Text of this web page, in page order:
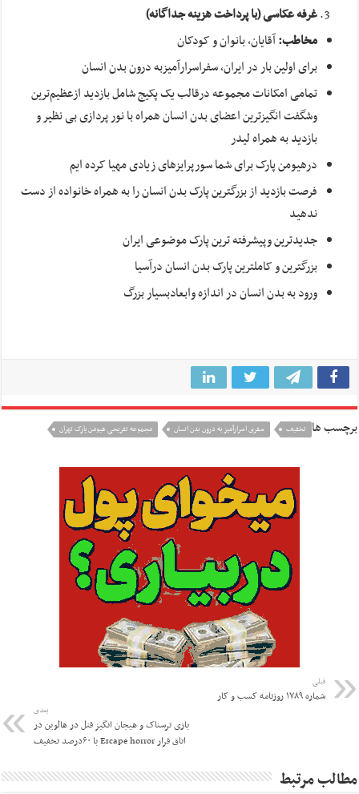
غرفه عکاسی (با پرداخت هزینه جداگانه)
مخاطب:آقایان، بانوان و کودکان
برای اولین بار در ایران، سفراسرارآمیزبه درون بدن انسان
تمامی امکانات مجموعه درقالب یک پکیج شامل بازدید ازعظیم‌ترین
وشگفت‌ انگیزترین اعضای بدن انسان همراه با نور پردازی بی نظیر و
بازدید به همراه لیدر
درهیومن پارک برای شما سورپرایزهای زیادی مهیا کرده ایم
فرصت بازدید از بزرگترین پارک بدن انسان را به همراه خانواده از دست
ندهید
جدیدترین وپیشرفته ترین پارک موضوعی ایران
بزرگترین و کاملترین پارک بدن انسان درآسیا
ورود به بدن انسان در اندازه وابعادبسیار بزرگ
برچسب ها تخفیف سفری اسرارآمیز به درون بدن انسان مجموعه تفریحی هیومن پارک تهران
قبلی
شماره ۱۷۸۹ روزنامه کسب و کار
بعدی
بازی ترسناک و هیجان انگیز قتل در هالوین در
اتاق فرار Escape horror با ۶۰درصد تخفیف
مطالب مرتبط